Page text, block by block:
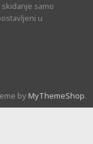
samo
u
byMyThemeShop.